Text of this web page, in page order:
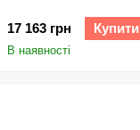
17 163 грн Купити
В наявності